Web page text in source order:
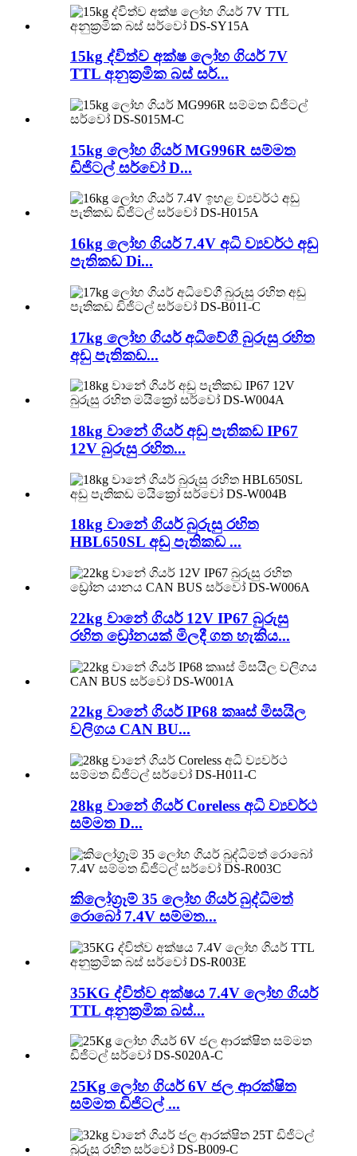
15kg ද්විත්ව අක්ෂ ලෝහ ගියර් 7V
TTL අනුක්‍රමික බස් සර්...
15kg ලෝහ ගියර් MG996R සම්මත
ඩිජිටල් සර්වෝ D...
16kg ලෝහ ගියර් 7.4V අධි ව්‍යවර්ථ අඩු
පැතිකඩ Di...
17kg ලෝහ ගියර් අධිවේගී බුරුසු රහිත
අඩු පැතිකඩ...
18kg වානේ ගියර් අඩු පැතිකඩ IP67
12V බුරුසු රහිත...
18kg වානේ ගියර් බුරුසු රහිත
HBL650SL අඩු පැතිකඩ ...
22kg වානේ ගියර් 12V IP67 බුරුසු
රහිත ඩ්‍රෝනයක් මිලදී ගත හැකිය...
22kg වානේ ගියර් IP68 කෲස් මිසයිල
වලිගය CAN BU...
28kg වානේ ගියර් Coreless අධි ව්‍යවර්ථ
සම්මත D...
කිලෝග්‍රෑම් 35 ලෝහ ගියර් බුද්ධිමත්
රොබෝ 7.4V සම්මත...
35KG ද්විත්ව අක්ෂය 7.4V ලෝහ ගියර්
TTL අනුක්‍රමික බස්...
25Kg ලෝහ ගියර් 6V ජල ආරක්ෂිත
සම්මත ඩිජිටල් ...